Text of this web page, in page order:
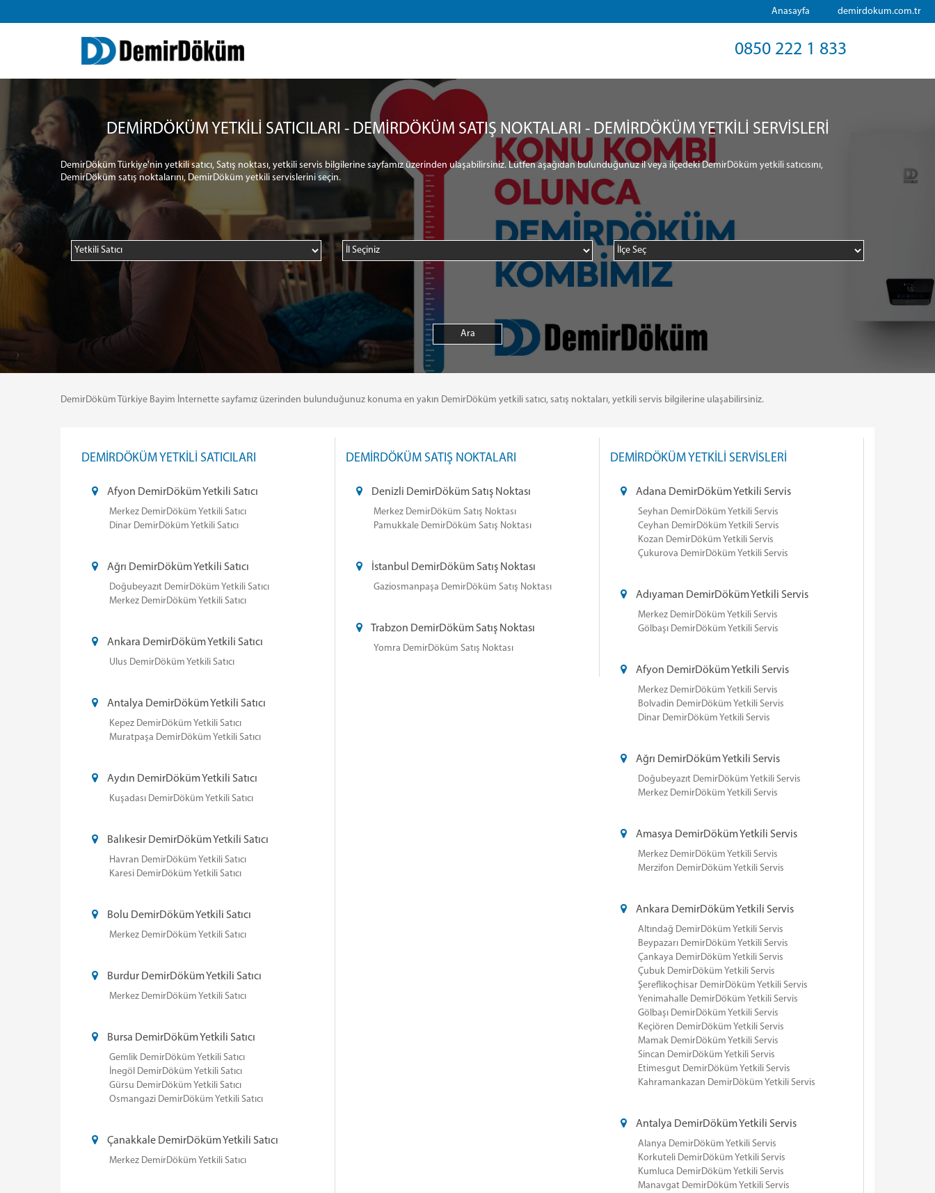
demirdokum.com.tr
Anasayfa
0850 222 1 833
DEMİRDÖKÜM YETKİLİ SATICILARI - DEMİRDÖKÜM SATIŞ NOKTALARI - DEMİRDÖKÜM YETKİLİ SERVİSLERİ
DemirDöküm Türkiye'nin yetkili satıcı, Satış noktası, yetkili servis bilgilerine sayfamız üzerinden ulaşabilirsiniz. Lütfen aşağıdan bulunduğunuz il veya ilçedeki DemirDöküm yetkili satıcısını,
DemirDöküm satış noktalarını, DemirDöküm yetkili servislerini seçin.
DemirDöküm Türkiye Bayim İnternette sayfamız üzerinden bulunduğunuz konuma en yakın DemirDöküm yetkili satıcı, satış noktaları, yetkili servis bilgilerine ulaşabilirsiniz.
DEMİRDÖKÜM YETKİLİ SATICILARI
Afyon DemirDöküm Yetkili Satıcı
Merkez DemirDöküm Yetkili Satıcı
Dinar DemirDöküm Yetkili Satıcı
Ağrı DemirDöküm Yetkili Satıcı
Doğubeyazıt DemirDöküm Yetkili Satıcı
Merkez DemirDöküm Yetkili Satıcı
Ankara DemirDöküm Yetkili Satıcı
Ulus DemirDöküm Yetkili Satıcı
Antalya DemirDöküm Yetkili Satıcı
Kepez DemirDöküm Yetkili Satıcı
Muratpaşa DemirDöküm Yetkili Satıcı
Aydın DemirDöküm Yetkili Satıcı
Kuşadası DemirDöküm Yetkili Satıcı
Balıkesir DemirDöküm Yetkili Satıcı
Havran DemirDöküm Yetkili Satıcı
Karesi DemirDöküm Yetkili Satıcı
Bolu DemirDöküm Yetkili Satıcı
Merkez DemirDöküm Yetkili Satıcı
Burdur DemirDöküm Yetkili Satıcı
Merkez DemirDöküm Yetkili Satıcı
Bursa DemirDöküm Yetkili Satıcı
Gemlik DemirDöküm Yetkili Satıcı
İnegöl DemirDöküm Yetkili Satıcı
Gürsu DemirDöküm Yetkili Satıcı
Osmangazi DemirDöküm Yetkili Satıcı
Çanakkale DemirDöküm Yetkili Satıcı
Merkez DemirDöküm Yetkili Satıcı
DEMİRDÖKÜM SATIŞ NOKTALARI
Denizli DemirDöküm Satış Noktası
Merkez DemirDöküm Satış Noktası
Pamukkale DemirDöküm Satış Noktası
İstanbul DemirDöküm Satış Noktası
Gaziosmanpaşa DemirDöküm Satış Noktası
Trabzon DemirDöküm Satış Noktası
Yomra DemirDöküm Satış Noktası
DEMİRDÖKÜM YETKİLİ SERVİSLERİ
Adana DemirDöküm Yetkili Servis
Seyhan DemirDöküm Yetkili Servis
Ceyhan DemirDöküm Yetkili Servis
Kozan DemirDöküm Yetkili Servis
Çukurova DemirDöküm Yetkili Servis
Adıyaman DemirDöküm Yetkili Servis
Merkez DemirDöküm Yetkili Servis
Gölbaşı DemirDöküm Yetkili Servis
Afyon DemirDöküm Yetkili Servis
Merkez DemirDöküm Yetkili Servis
Bolvadin DemirDöküm Yetkili Servis
Dinar DemirDöküm Yetkili Servis
Ağrı DemirDöküm Yetkili Servis
Doğubeyazıt DemirDöküm Yetkili Servis
Merkez DemirDöküm Yetkili Servis
Amasya DemirDöküm Yetkili Servis
Merkez DemirDöküm Yetkili Servis
Merzifon DemirDöküm Yetkili Servis
Ankara DemirDöküm Yetkili Servis
Altındağ DemirDöküm Yetkili Servis
Beypazarı DemirDöküm Yetkili Servis
Çankaya DemirDöküm Yetkili Servis
Çubuk DemirDöküm Yetkili Servis
Şereflikoçhisar DemirDöküm Yetkili Servis
Yenimahalle DemirDöküm Yetkili Servis
Gölbaşı DemirDöküm Yetkili Servis
Keçiören DemirDöküm Yetkili Servis
Mamak DemirDöküm Yetkili Servis
Sincan DemirDöküm Yetkili Servis
Etimesgut DemirDöküm Yetkili Servis
Kahramankazan DemirDöküm Yetkili Servis
Antalya DemirDöküm Yetkili Servis
Alanya DemirDöküm Yetkili Servis
Korkuteli DemirDöküm Yetkili Servis
Kumluca DemirDöküm Yetkili Servis
Manavgat DemirDöküm Yetkili Servis